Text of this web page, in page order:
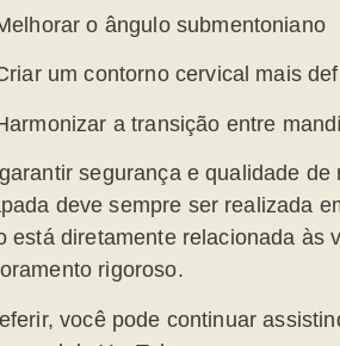
o ângulo submentoniano
um contorno cervical mais
a transição entre
segurança e qualidade de
deve sempre ser realizada
está diretamente relacionada às
rigoroso.
você pode continuar